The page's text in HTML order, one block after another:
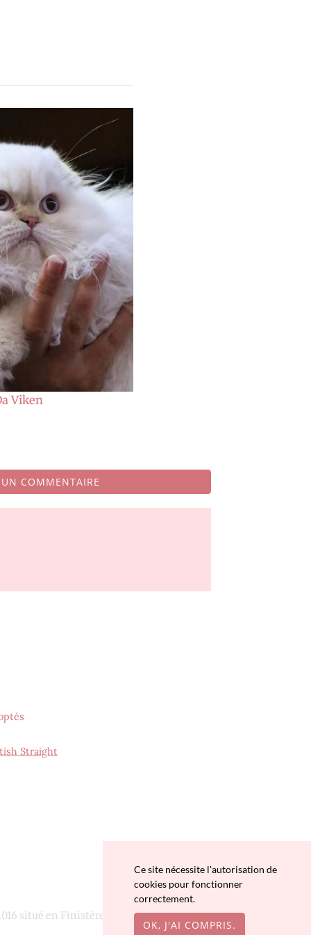
Viken
COMMENTAIRE
Straight
situé en Finistère
Ce site nécessite l'autorisation de
cookies pour fonctionner
correctement.
OK, J'AI COMPRIS.